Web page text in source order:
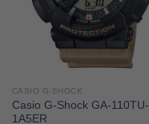
CASIO G-SHOCK
Casio G-Shock GA-110TU-
1A5ER